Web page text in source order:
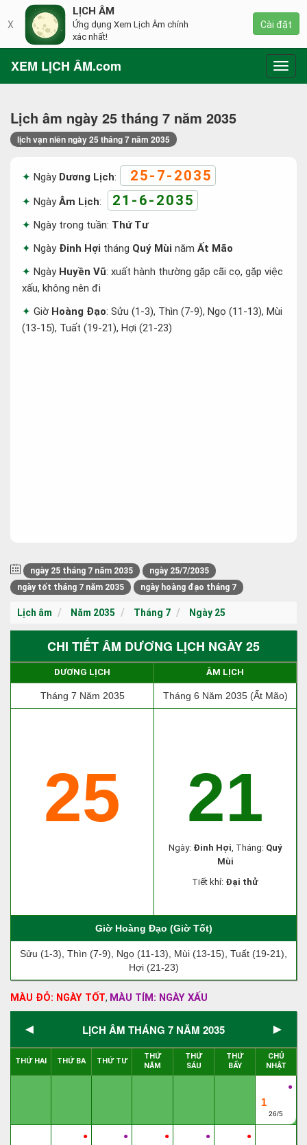
XEM LỊCH ÂM.com
Lịch âm ngày 25 tháng 7 năm 2035
lịch vạn niên ngày 25 tháng 7 năm 2035
Ngày Dương Lịch: 25-7-2035
NgàyÂm Lịch: 21-6-2035
Ngày trong tuần: Thứ Tư
Ngày Đinh Hợi tháng Quý Mùi năm Ất Mão
Ngày Huyền Vũ: xuất hành thường gặp cãi cọ, gặp việc
xấu, không nên đi
Giờ Hoàng Đạo: Sửu (1-3), Thìn (7-9), Ngọ (11-13), Mùi
(13-15), Tuất (19-21), Hợi (21-23)
ngày 25 tháng 7 năm 2035
ngày 25/7/2035
ngày tốt tháng 7 năm 2035
ngày hoàng đạo tháng 7
Lịch âm Năm 2035 Tháng 7 Ngày 25
CHI TIẾT ÂM DƯƠNG LỊCH NGÀY 25
DƯƠNG LỊCH ÂM LỊCH
Tháng 7 Năm 2035 Tháng 6 Năm 2035 (Ất Mão)
25 21
Ngày: Đinh Hợi, Tháng: Quý
Mùi
Tiết khí: Đại thử
Giờ Hoàng Đạo (Giờ Tốt)
Sửu (1-3), Thìn (7-9), Ngọ (11-13), Mùi (13-15), Tuất (19-21),
Hợi (21-23)
MÀU ĐỎ: NGÀY TỐT, MÀU TÍM: NGÀY XẤU
◄ LỊCH ÂM THÁNG 7 NĂM 2035 ►
THỨ HAI THỨ BA THỨ TƯ
THỨ
NĂM
THỨ
SÁU
THỨ
BẨY
CHỦ
NHẬT
●
1
26/5
● ● ● ● ●
X
LỊCH ÂM
Ứng dụng Xem Lịch Âm chính
xác nhất!
Cài đặt